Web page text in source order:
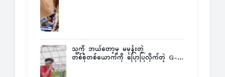
သူ့ကို ဘယ်တော့မှ မမုန်းတဲ့
တစ်စုံတစ်ယောက်ကို ပြောပြလိုက်တဲ့ G-